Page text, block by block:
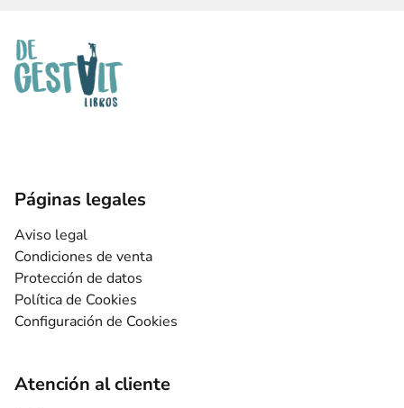
Páginas legales
Aviso legal
Condiciones de venta
Protección de datos
Política de Cookies
Configuración de Cookies
Atención al cliente